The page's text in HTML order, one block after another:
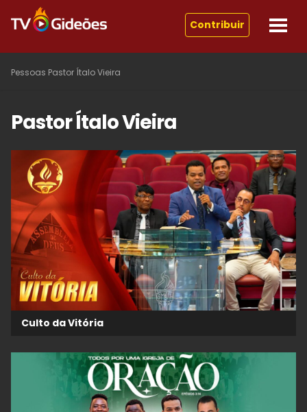
Contribuir
Pessoas Pastor Ítalo Vieira
Pastor Ítalo Vieira
Culto da Vitória